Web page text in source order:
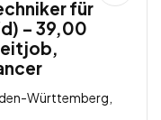
für
– 39,00
Württemberg,